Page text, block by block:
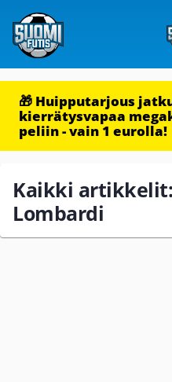
🎁 Huipputarjous
kierrätysvapaa
peliin - vain 1 eurolla!
Kaikki artikkelit:
Lombardi